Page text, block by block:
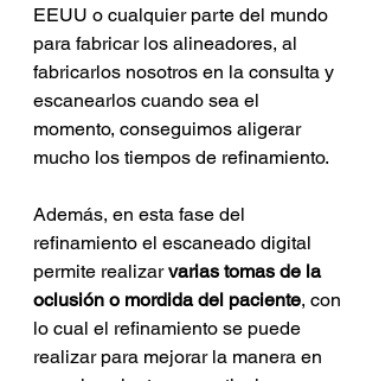
EEUU o cualquier parte del mundo
para fabricar los alineadores, al
fabricarlos nosotros en la consulta y
escanearlos cuando sea el
momento, conseguimos aligerar
mucho los tiempos de refinamiento.
Además, en esta fase del
refinamiento el escaneado digital
permite realizar varias tomas de la
oclusión o mordida del paciente, con
lo cual el refinamiento se puede
realizar para mejorar la manera en